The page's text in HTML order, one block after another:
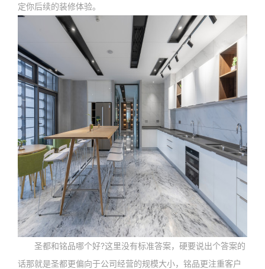
定你后续的装修体验。
圣都和铭品哪个好?这里没有标准答案，硬要说出个答案的
话那就是圣都更偏向于公司经营的规模大小，铭品更注重客户